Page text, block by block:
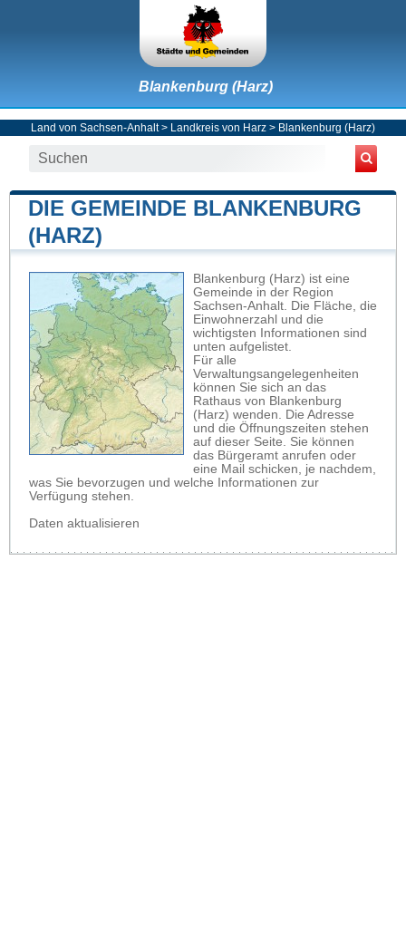
Blankenburg (Harz)
Land von Sachsen-Anhalt> Landkreis von Harz > Blankenburg (Harz)
DIE GEMEINDE BLANKENBURG
(HARZ)
Blankenburg (Harz) ist eine
Gemeinde in der Region
Sachsen-Anhalt. Die Fläche, die
Einwohnerzahl und die
wichtigsten Informationen sind
unten aufgelistet.
Für alle
Verwaltungsangelegenheiten
können Sie sich an das
Rathaus von Blankenburg
(Harz) wenden. Die Adresse
und die Öffnungszeiten stehen
auf dieser Seite. Sie können
das Bürgeramt anrufen oder
eine Mail schicken, je nachdem,
was Sie bevorzugen und welche Informationen zur
Verfügung stehen.
Daten aktualisieren